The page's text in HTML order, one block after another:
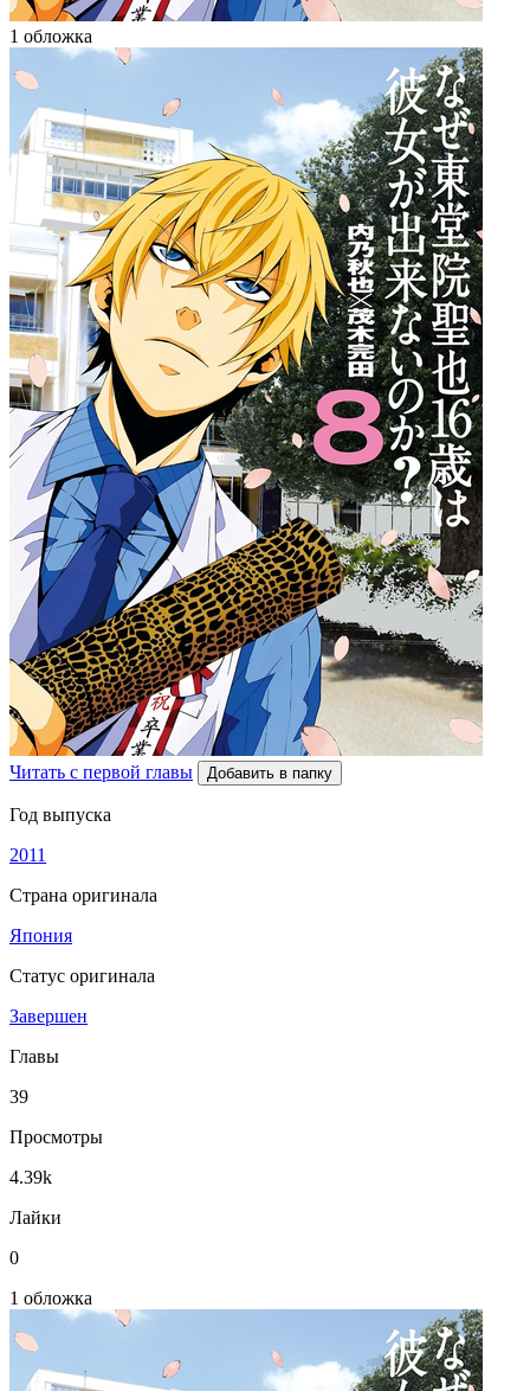
1 обложка
Читать с первой главы Добавить в папку
Год выпуска
2011
Страна оригинала
Япония
Статус оригинала
Завершен
Главы
39
Просмотры
4.39k
Лайки
0
1 обложка